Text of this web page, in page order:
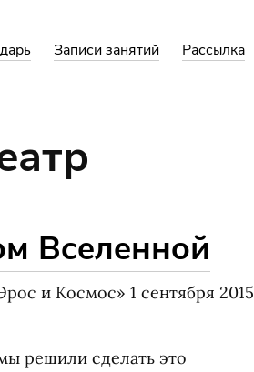
Записи занятий Рассылка
Вселенной
и Космос» 1 сентября 2015
решили сделать это